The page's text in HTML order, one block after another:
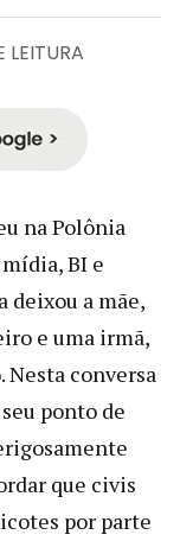
LEITURA
na Polônia
BI e
deixou a mãe,
e uma irmã,
Nesta conversa
ponto de
que civis
por parte